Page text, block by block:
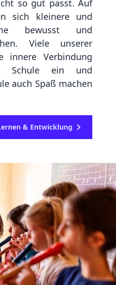
so gut passt. Auf
sich kleinere und
bewusst und
Viele unserer
innere Verbindung
Schule ein und
auch Spaß machen
& Entwicklung